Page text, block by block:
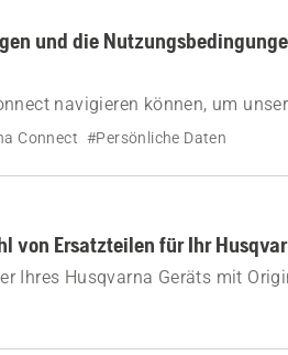
und die
navigieren können, um
zu lesen. Machen
Connect #Persönliche Daten
von Ersatzteilen für Ihr
Ihres Husqvarna Geräts mit
und wie Sie das richtige